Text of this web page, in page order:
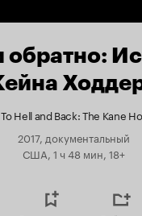
обратно:
To Hell and Back: The Kane
2017, документальный
США, 1 ч 48 мин, 18+